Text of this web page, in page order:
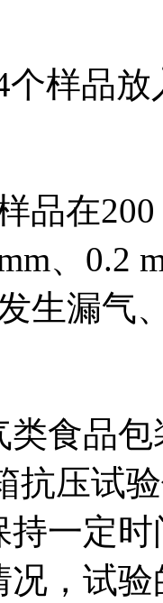
个样品
品在
、0.2
生漏气
类食品
抗压试
一定
况，试